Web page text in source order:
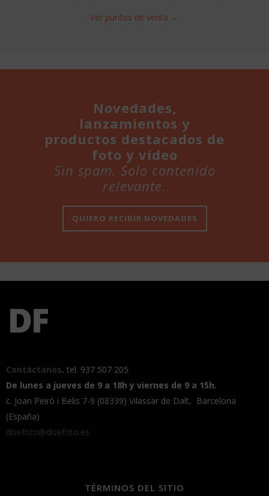
Ver puntos de venta →
Novedades,
lanzamientos y
productos destacados de
foto y vídeo
Sin spam. Solo contenido
relevante.
QUIERO RECIBIR NOVEDADES
Contáctanos. tel. 937 507 205
De lunes a jueves de 9 a 18h y viernes de 9 a 15h.
c. Joan Peiró i Belis 7-9 (08339) Vilassar de Dalt, Barcelona
(España)
disefoto@disefoto.es
TÉRMINOS DEL SITIO